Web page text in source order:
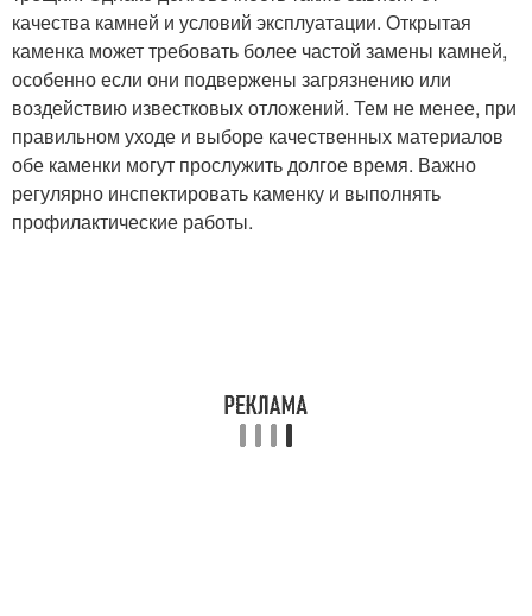
качества камней и условий эксплуатации. Открытая
каменка может требовать более частой замены камней,
особенно если они подвержены загрязнению или
воздействию известковых отложений. Тем не менее, при
правильном уходе и выборе качественных материалов
обе каменки могут прослужить долгое время. Важно
регулярно инспектировать каменку и выполнять
профилактические работы.